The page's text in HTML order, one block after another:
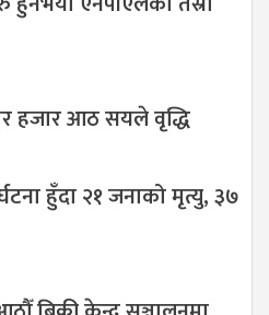
हजार आठ सयले वृद्धि
हुँदा २१ जनाको मृत्यु, ३७